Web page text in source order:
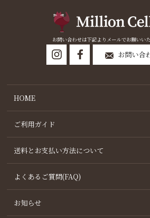
お問い合わせは下記よりメールでお願いいた
お問い合
HOME
ご利用ガイド
送料とお支払い方法について
よくあるご質問(FAQ)
お知らせ